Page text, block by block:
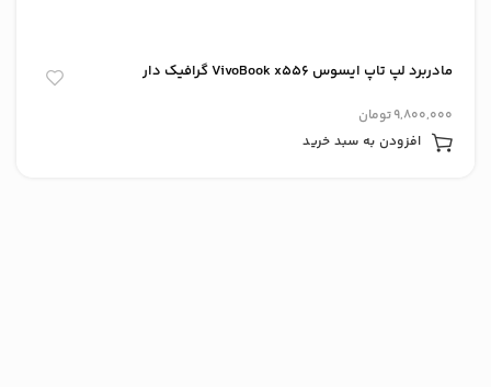
مادربرد لپ تاپ ایسوس VivoBook x556 گرافیک دار
9,800,000تومان
افزودن به سبد خرید